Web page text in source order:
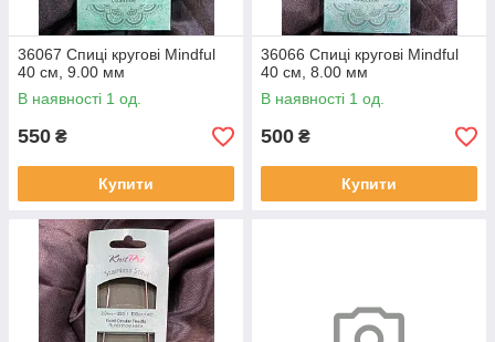
36067 Спиці кругові Mindful
40 см, 9.00 мм
В наявності 1 од.
550 ₴
Купити
36066 Спиці кругові Mindful
40 см, 8.00 мм
В наявності 1 од.
500 ₴
Купити